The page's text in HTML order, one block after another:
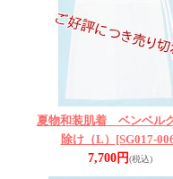
夏物和装肌着 ベンベル
除け（L） [SG017-
7,700円(税込)